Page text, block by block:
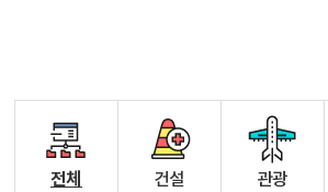
전체 건설 관광